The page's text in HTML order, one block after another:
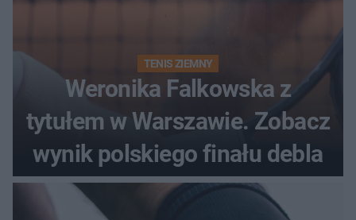
TENIS ZIEMNY
Weronika Falkowska z
tytułem w Warszawie. Zobacz
wynik polskiego finału debla